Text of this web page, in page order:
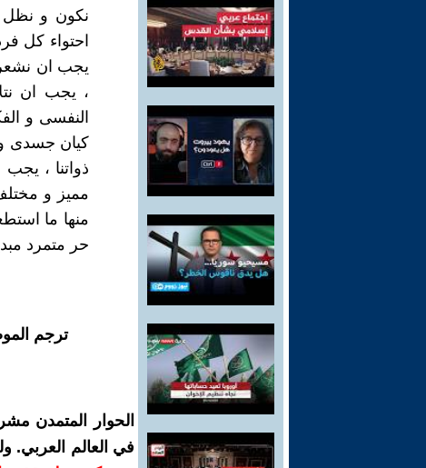
نكون و نظل
احتواء كل
يجب ان نشعر
، يجب ان
النفسى و
كيان جسدى
ذواتنا ،
مميز و
منها ما
حر متمرد
ترجم
الحوار المتمدن
في العالم العربي.